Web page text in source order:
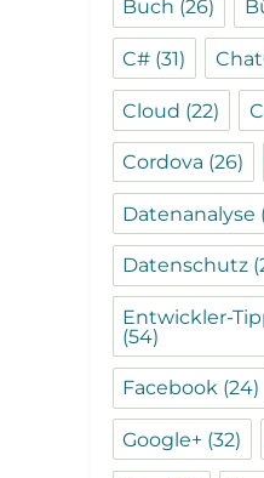
Buch (26)
C# (31)
Cloud (22)
Cordova (26)
Datenanalyse
Datenschutz
Entwickler-
(54)
Facebook (24)
Google+ (32)